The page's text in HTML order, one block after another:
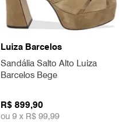
Luiza Barcelos
Sandália Salto Alto Luiza
Barcelos Bege
R$ 899,90
ou 9 x R$ 99,99